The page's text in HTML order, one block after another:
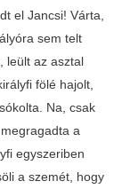
el Jancsi! Várta,
sem telt
leült az asztal
fölé hajolt,
Na, csak
a
egyszeriben
a szemét, hogy